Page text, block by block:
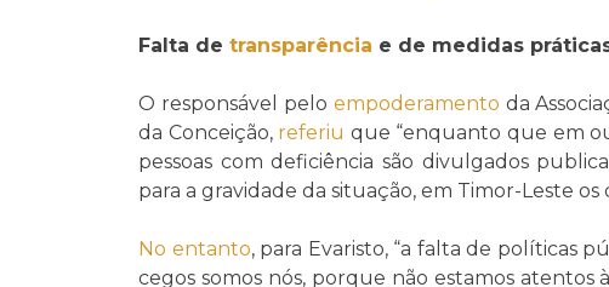
Falta de transparência e de medidas
O responsável pelo empoderamento da
da Conceição, referiu que “enquanto que em
pessoas com deficiência são divulgados
para a gravidade da situação, em Timor-Leste os
No entanto, para Evaristo, “a falta de políticas
cegos somos nós, porque não estamos atentos